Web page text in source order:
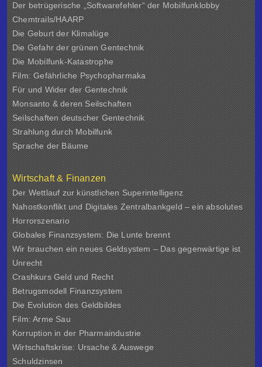
Der betrügerische „Softwarefehler“ der Mobilfunklobby
Chemtrails/HAARP
Die Geburt der Klimalüge
Die Gefahr der grünen Gentechnik
Die Mobilfunk-Katastrophe
Film: Gefährliche Psychopharmaka
Für und Wider der Gentechnik
Monsanto & deren Seilschaften
Seilschaften deutscher Gentechnik
Strahlung durch Mobilfunk
Sprache der Bäume
Wirtschaft & Finanzen
Der Wettlauf zur künstlichen Superintelligenz
Nahostkonflikt und Digitales Zentralbankgeld – ein absolutes
Horrorszenario
Globales Finanzsystem: Die Lunte brennt
Wir brauchen ein neues Geldsystem – Das gegenwärtige ist
Unrecht
Crashkurs Geld und Recht
Betrugsmodell Finanzsystem
Die Evolution des Geldbildes
Film: Arme Sau
Korruption in der Pharmaindustrie
Wirtschaftskrise: Ursache & Auswege
Schuldzinsen